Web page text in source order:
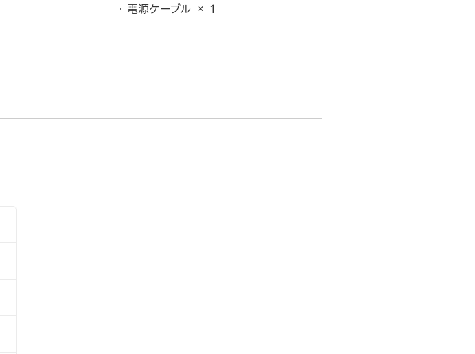
電源ケーブル × 1